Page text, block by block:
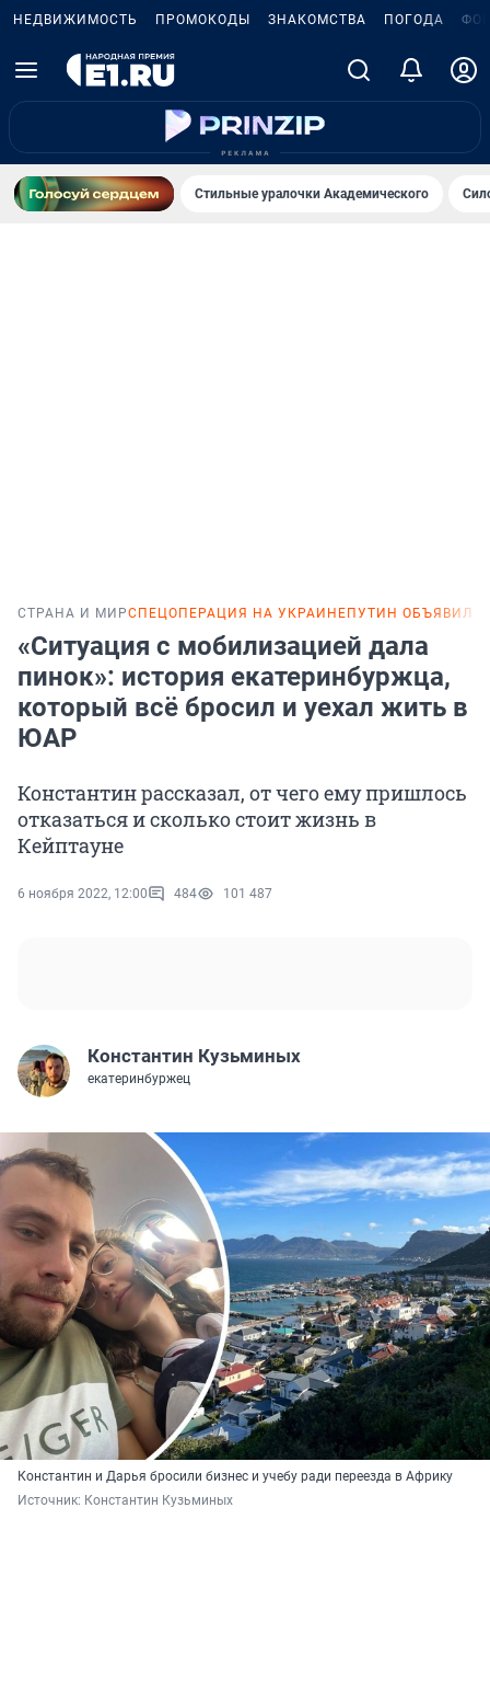
НЕДВИЖИМОСТЬ ПРОМОКОДЫ ЗНАКОМСТВА ПОГОДА
Стильные уралочки Академического
СТРАНА И МИРСПЕЦОПЕРАЦИЯ НА УКРАИНЕ ПУТИН ОБЪЯВИЛ
«Ситуация с мобилизацией дала
пинок»: история екатеринбуржца,
который всё бросил и уехал жить в
ЮАР
Константин рассказал, от чего ему пришлось
отказаться и сколько стоит жизнь в
Кейптауне
6 ноября 2022, 12:00 484 101 487
Константин Кузьминых
екатеринбуржец
Константин и Дарья бросили бизнес и учебу ради переезда в Африку
Источник: Константин Кузьминых